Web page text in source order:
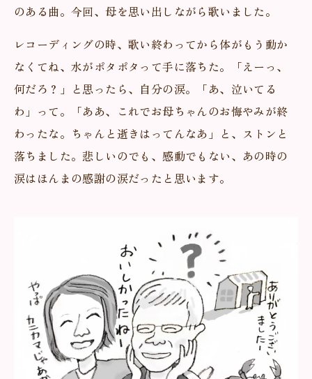
のある曲。今回、母を思い出しながら歌いました。
レコーディングの時、歌い終わってから体がもう動か
なくてね、水がポタポタって手に落ちた。「えーっ、
何だろ？」と思ったら、自分の涙。「あ、泣いてる
わ」って。「ああ、これでお母ちゃんのお悔やみが終
わったな。ちゃんと逝きはってんなあ」と、ストンと
落ちました。悲しいのでも、感動でもない、あの時の
涙はほんまの感謝の涙だったと思います。